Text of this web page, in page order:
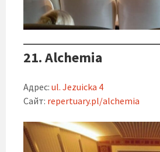
21. Alchemia
Адрес: ul. Jezuicka 4
Сайт: repertuary.pl/alchemia